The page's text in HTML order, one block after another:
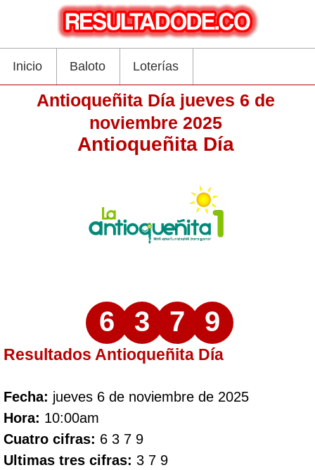
Inicio Baloto Loterías
Antioqueñita Día jueves 6 de
noviembre 2025
Antioqueñita Día
6 3 7 9
Resultados Antioqueñita Día
Fecha: jueves 6 de noviembre de 2025
Hora: 10:00am
Cuatro cifras: 6 3 7 9
Ultimas tres cifras: 3 7 9